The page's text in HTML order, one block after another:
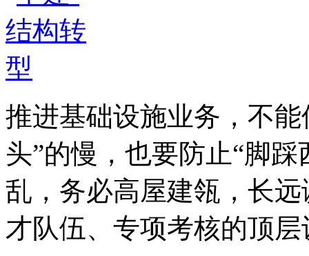
推进基础设施业务，不
头”的慢，也要防止“脚
乱，务必高屋建瓴，长
才队伍、专项考核的顶层